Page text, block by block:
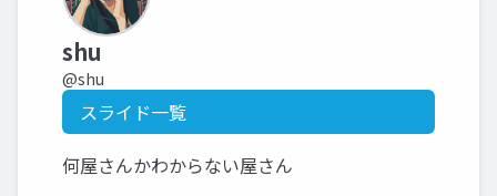
shu
@shu
スライド一覧
何屋さんかわからない屋さん